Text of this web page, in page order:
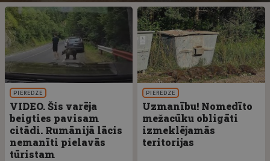
PIEREDZE
VIDEO. Šis varēja
beigties pavisam
citādi. Rumānijā lācis
nemanīti pielavās
tūristam
PIEREDZE
Uzmanību! Nomedīto
mežacūku obligāti
izmeklējamās
teritorijas